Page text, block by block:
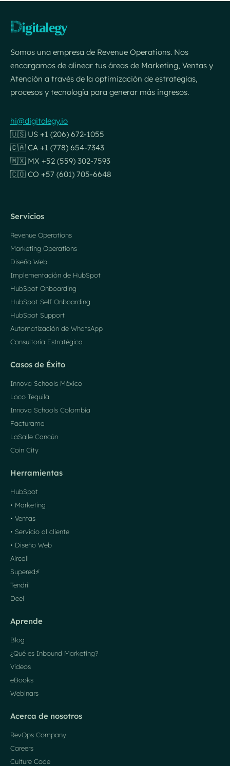
Somos una empresa de Revenue Operations. Nos
encargamos de alinear tus áreas de Marketing, Ventas y
Atención a través de la optimización de estrategias,
procesos y tecnología para generar más ingresos.
hi@digitalegy.io
🇺🇸 US +1 (206) 672-1055
🇨🇦 CA +1 (778) 654-7343
🇲🇽 MX +52 (559) 302-7593
🇨🇴 CO +57 (601) 705-6648
Servicios
Revenue Operations
Marketing Operations
Diseño Web
Implementación de HubSpot
HubSpot Onboarding
HubSpot Self Onboarding
HubSpot Support
Automatización de WhatsApp
Consultoría Estratégica
Casos de Éxito
Innova Schools México
Loco Tequila
Innova Schools Colombia
Facturama
LaSalle Cancún
Coin City
Herramientas
HubSpot
• Marketing
• Ventas
• Servicio al cliente
• Diseño Web
Aircall
Supered⚡️
Tendril
Deel
Aprende
Blog
¿Qué es Inbound Marketing?
Videos
eBooks
Webinars
Acerca de nosotros
RevOps Company
Careers
Culture Code